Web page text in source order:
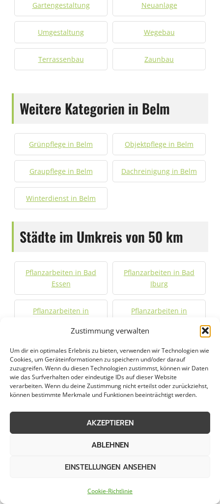
Zustimmung verwalten
Um dir ein optimales Erlebnis zu bieten, verwenden wir Technologien wie
Cookies, um Geräteinformationen zu speichern und/oder darauf
zuzugreifen. Wenn du diesen Technologien zustimmst, können wir Daten
wie das Surfverhalten oder eindeutige IDs auf dieser Website
verarbeiten. Wenn du deine Zustimmung nicht erteilst oder zurückziehst,
können bestimmte Merkmale und Funktionen beeinträchtigt werden.
AKZEPTIEREN
ABLEHNEN
EINSTELLUNGEN ANSEHEN
Cookie-Richtlinie
Gartengestaltung Neuanlage
Umgestaltung Wegebau
Terrassenbau Zaunbau
Weitere Kategorien in Belm
Grünpflege in Belm Objektpflege in Belm
Graupflege in Belm Dachreinigung in Belm
Winterdienst in Belm
Städte im Umkreis von 50 km
Pflanzarbeiten in Bad
Essen
Pflanzarbeiten in Bad
Iburg
Pflanzarbeiten in
Pflanzarbeiten in
Pflanzarbeiten in
Bramsche
Pflanzarbeiten in
Damme
Pflanzarbeiten in
Diepholz
Pflanzarbeiten in
Dinklage
Pflanzarbeiten in
Georgsmarienhütte
Pflanzarbeiten in
Hasbergen
Pflanzarbeiten in Hilter Pflanzarbeiten in Melle
Pflanzarbeiten in
Pflanzarbeiten in